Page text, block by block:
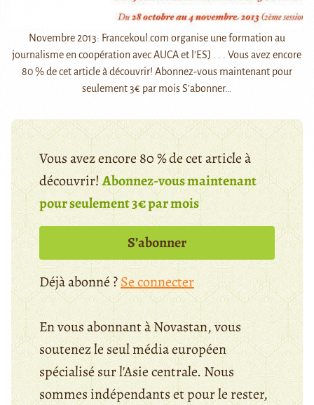
Novembre 2013: Francekoul.com organise une formation au
journalisme en coopération avec AUCA et l'ESJ . . . Vous avez encore
80 % de cet article à découvrir! Abonnez-vous maintenant pour
seulement 3€ par mois S’abonner…
Vous avez encore 80 % de cet article à
découvrir!Abonnez-vous maintenant
pour seulement 3€ par mois
S’abonner
Déjà abonné ?Se connecter
En vous abonnant à Novastan, vous
soutenez le seul média européen
spécialisé sur l'Asie centrale. Nous
sommes indépendants et pour le rester,